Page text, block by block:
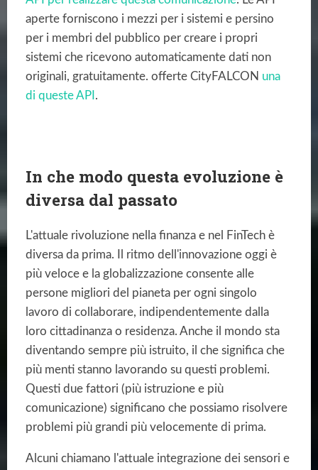
aperte forniscono i mezzi per i sistemi e persino
per i membri del pubblico per creare i propri
sistemi che ricevono automaticamente dati non
originali, gratuitamente. offerte CityFALCON una
di queste API .
In che modo questa evoluzione è
diversa dal passato
L'attuale rivoluzione nella finanza e nel FinTech è
diversa da prima. Il ritmo dell'innovazione oggi è
più veloce e la globalizzazione consente alle
persone migliori del pianeta per ogni singolo
lavoro di collaborare, indipendentemente dalla
loro cittadinanza o residenza. Anche il mondo sta
diventando sempre più istruito, il che significa che
più menti stanno lavorando su questi problemi.
Questi due fattori (più istruzione e più
comunicazione) significano che possiamo risolvere
problemi più grandi più velocemente di prima.
Alcuni chiamano l'attuale integrazione dei sensori e